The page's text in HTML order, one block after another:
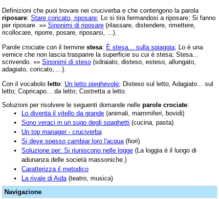
Definizioni che puoi trovare nei cruciverba e che contengono la parola
riposare: Stare coricato, riposare; Lo si tira fermandosi a riposare; Si fanno
per riposare. »» Sinonimi di riposare (rilassare, distendere, rimettere,
ricollocare, riporre, posare, riposarsi, ...).
Parole crociate con il termine stesa: È stesa... sulla spiaggia; Lo è una
vernice che non lascia trasparire la superficie su cui è stesa; Stesa...
scrivendo. »» Sinonimi di steso (sdraiato, disteso, esteso, allungato,
adagiato, coricato, ...).
Con il vocabolo letto: Un letto pieghevole; Disteso sul letto; Adagiato... sul
letto; Copricapo... da letto; Costretta a letto.
Soluzioni per risolvere le seguenti domande nelle parole crociate:
Lo diventa il vitello da grande (animali, mammiferi, bovidi)
Sono veraci in un sugo degli spaghetti (cucina, pasta)
Un top manager - cruciverba
Si deve spesso cambiar loro l'acqua (fiori)
Soluzione per: Si riuniscono nelle logge (La loggia è il luogo di
adunanza delle società massoniche.)
Caratterizza il metodico
La rivale di Aida (teatro, musica)
Navigazione